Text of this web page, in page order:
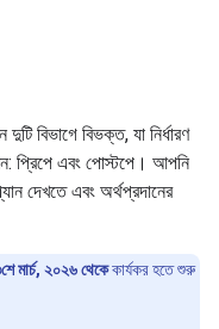
বিভাগে বিভক্ত, যা নির্ধারণ
প্রিপে এবং পোস্টপে। আপনি
দেখতে এবং অর্থপ্রদানের
মার্চ, ২০২৬ থেকেকার্যকর হতে শুরু